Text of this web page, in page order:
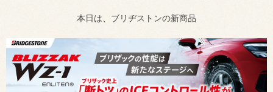
本日は、ブリヂストンの新商品